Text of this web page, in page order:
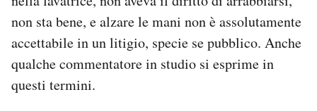
non sta bene, e alzare le mani non è assolutamente
accettabile in un litigio, specie se pubblico. Anche
qualche commentatore in studio si esprime in
questi termini.